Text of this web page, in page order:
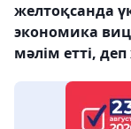
желтоқсанда
экономика
мәлім етті,